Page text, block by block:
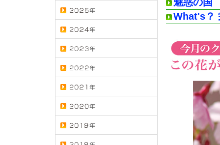
What's？